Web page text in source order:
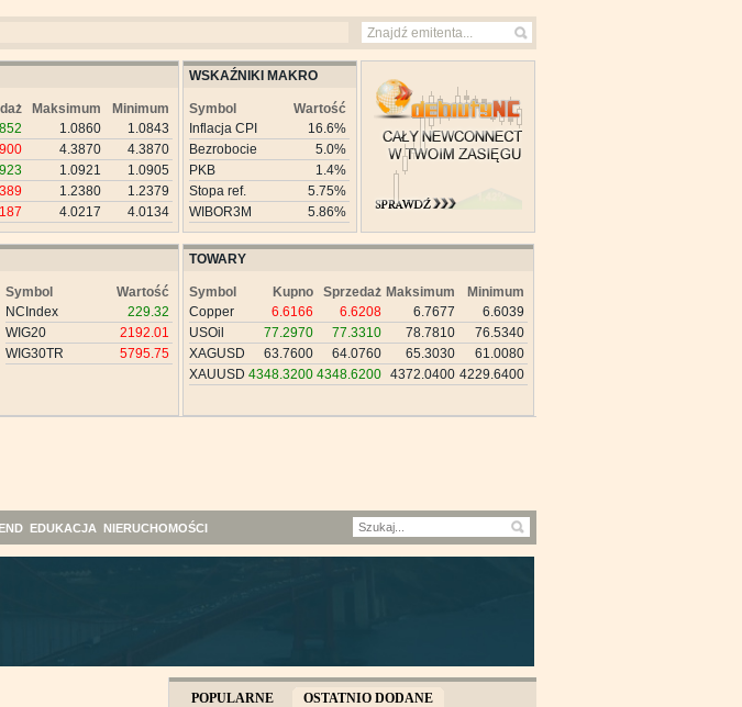
Maksimum
Minimum
1.0860
1.0843
4.3870
4.3870
1.0921
1.0905
1.2380
1.2379
4.0217 4.0134
WSKAŹNIKI MAKRO
Symbol
Wartość
Inflacja CPI
16.6%
Bezrobocie
5.0%
PKB
1.4%
Stopa ref.
5.75%
WIBOR3M
5.86%
Symbol
Wartość
NCIndex
229.32
WIG20
2192.01
WIG30TR
5795.75
TOWARY
Symbol Kupno Sprzedaż Maksimum
Minimum
Copper
6.6166 6.6208 6.7677
6.6039
USOil
77.2970 77.3310 78.7810
76.5340
XAGUSD
63.7600 64.0760 65.3030
61.0080
XAUUSD 4348.3200 4348.6200 4372.0400 4229.6400
EDUKACJA NIERUCHOMOŚCI
POPULARNE
OSTATNIO DODANE